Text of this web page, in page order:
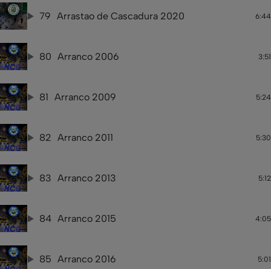
79 Arrastao de Cascadura 2020 6:44
80 Arranco 2006 3:51
81 Arranco 2009 5:24
82 Arranco 2011 5:30
83 Arranco 2013 5:12
84 Arranco 2015 4:05
85 Arranco 2016 5:01